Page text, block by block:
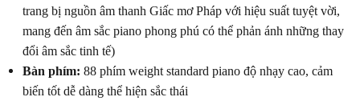
trang bị nguồn âm thanh Giấc mơ Pháp với hiệu suất tuyệt vời,
mang đến âm sắc piano phong phú có thể phản ánh những thay
đổi âm sắc tinh tế)
Bàn phím: 88 phím weight standard piano độ nhạy cao, cảm
biến tốt dễ dàng thể hiện sắc thái